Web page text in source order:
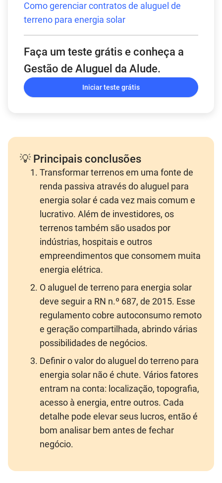
Como gerenciar contratos de aluguel de
terreno para energia solar
Faça um teste grátis e conheça a
Gestão de Aluguel da Alude.
Iniciar teste grátis
💡 Principais conclusões
Transformar terrenos em uma fonte de
renda passiva através do aluguel para
energia solar é cada vez mais comum e
lucrativo. Além de investidores, os
terrenos também são usados por
indústrias, hospitais e outros
empreendimentos que consomem muita
energia elétrica.
O aluguel de terreno para energia solar
deve seguir a RN n.º 687, de 2015. Esse
regulamento cobre autoconsumo remoto
e geração compartilhada, abrindo várias
possibilidades de negócios.
Definir o valor do aluguel do terreno para
energia solar não é chute. Vários fatores
entram na conta: localização, topografia,
acesso à energia, entre outros. Cada
detalhe pode elevar seus lucros, então é
bom analisar bem antes de fechar
negócio.